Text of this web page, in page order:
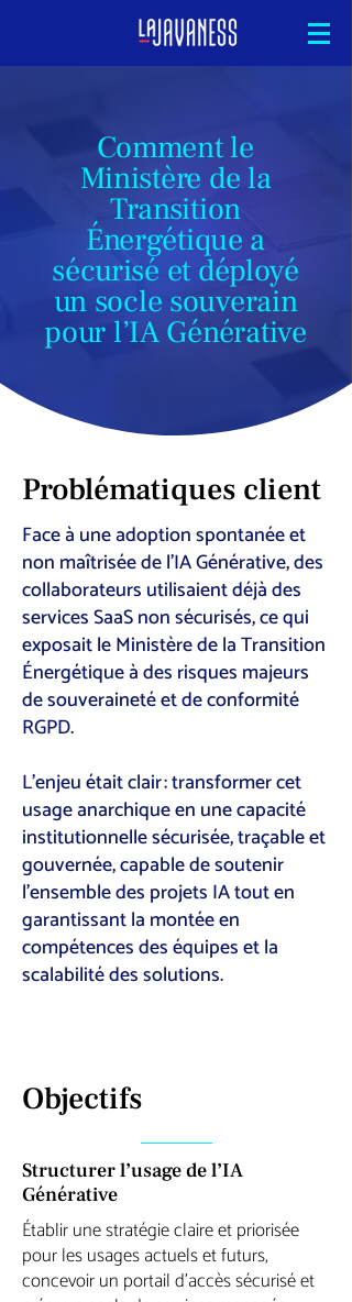
Comment le
Ministère de la
Transition
Énergétique a
sécurisé et déployé
un socle souverain
pour l’IA Générative
Problématiques client
Face à une adoption spontanée et
non maîtrisée de l’IA Générative, des
collaborateurs utilisaient déjà des
services SaaS non sécurisés, ce qui
exposait le Ministère de la Transition
Énergétique à des risques majeurs
de souveraineté et de conformité
RGPD.
L’enjeu était clair : transformer cet
usage anarchique en une capacité
institutionnelle sécurisée, traçable et
gouvernée, capable de soutenir
l’ensemble des projets IA tout en
garantissant la montée en
compétences des équipes et la
scalabilité des solutions.
Objectifs
Structurer l’usage de l’IA
Générative
Établir une stratégie claire et priorisée
pour les usages actuels et futurs,
concevoir un portail d’accès sécurisé et